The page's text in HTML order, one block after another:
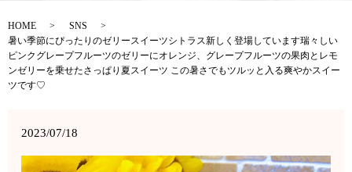
HOME
SNS
暑い季節にぴったりのゼリースイーツシトラス新しく登場しています瑞々しい
ピンクグレープフルーツのゼリーにオレンジ、グレープフルーツの果肉とレモ
ンゼリーを乗せたさっぱり夏スイーツ この暑さでもツルッと入る爽やかスイー
ツです♡
2023/07/18